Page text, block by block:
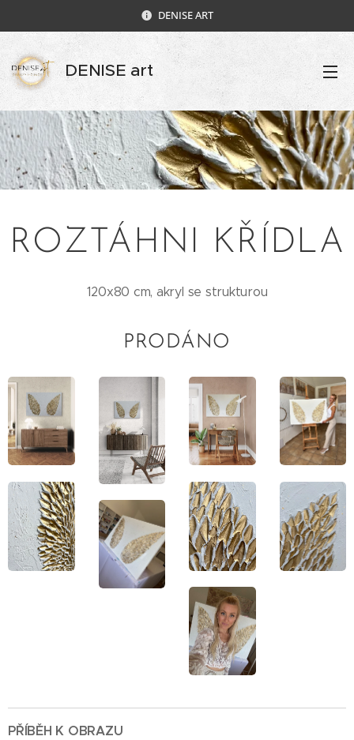
DENISE ART
DENISE art
ROZTÁHNI KŘÍDLA
120x80 cm, akryl se strukturou
PRODÁNO
PŘÍBĚH K OBRAZU